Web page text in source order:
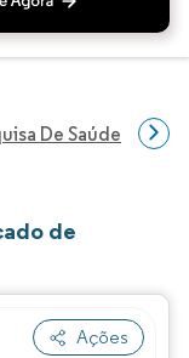
De Saúde
de
Ações